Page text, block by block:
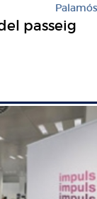
Palamós
passeig